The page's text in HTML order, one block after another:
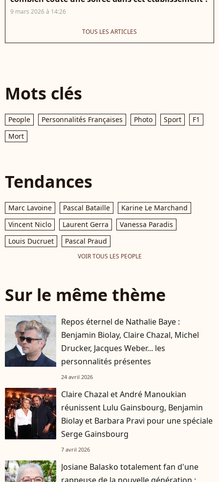
9 mars 2026 à 14:26
TOUS LES ARTICLES
Mots clés
People Personnalités Françaises Photo Sport
F1
Mort
Tendances
Marc Lavoine Pascal Bataille
Karine Le Marchand
Vincent Niclo
Laurent Gerra
Vanessa Paradis
Louis Ducruet
Pascal Praud
VOIR TOUS LES PEOPLE
Sur le même thème
Repos éternel de Nathalie Baye :
Benjamin Biolay, Claire Chazal, Michel
Drucker, Jacques Weber... les
personnalités présentes
24 avril 2026
Claire Chazal et André Manoukian
réunissent Lulu Gainsbourg, Benjamin
Biolay et Barbara Pravi pour une spéciale
Serge Gainsbourg
7 avril 2026
Josiane Balasko totalement fan d'une